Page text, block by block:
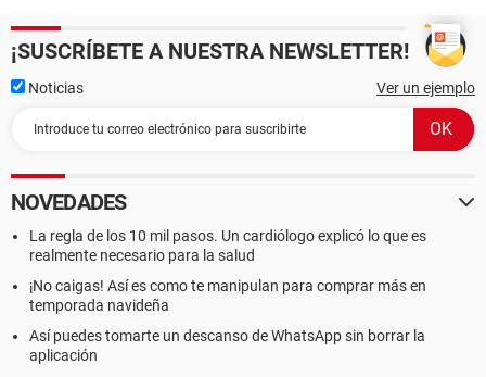
¡SUSCRÍBETE A NUESTRA NEWSLETTER!
Noticias Ver un ejemplo
NOVEDADES
La regla de los 10 mil pasos. Un cardiólogo explicó lo que es
realmente necesario para la salud
¡No caigas! Así es como te manipulan para comprar más en
temporada navideña
Así puedes tomarte un descanso de WhatsApp sin borrar la
aplicación